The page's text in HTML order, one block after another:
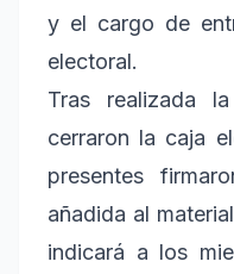
y el cargo de
electoral.
Tras realizada
cerraron la caja
presentes
añadida al
indicará a los